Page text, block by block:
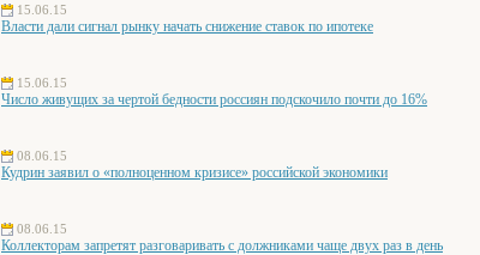
15.06.15
Власти дали сигнал рынку начать снижение ставок по ипотеке
15.06.15
Число живущих за чертой бедности россиян подскочило почти до 16%
08.06.15
Кудрин заявил о «полноценном кризисе» российской экономики
08.06.15
Коллекторам запретят разговаривать с должниками чаще двух раз в день